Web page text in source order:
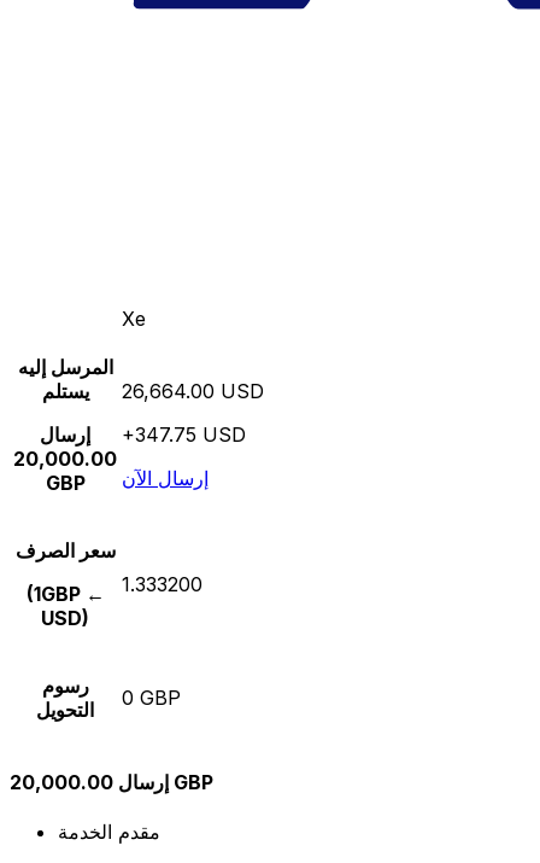
Xe
المرسل إليه
يستلم
إرسال
20,000.00
GBP
26,664.00 USD
+347.75 USD
إرسال الآن
سعر الصرف
(1GBP ←
USD)
1.333200
رسوم
التحويل
0 GBP
إرسال 20,000.00 GBP
مقدم الخدمة